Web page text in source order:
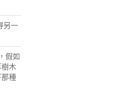
另一
假如
木
種